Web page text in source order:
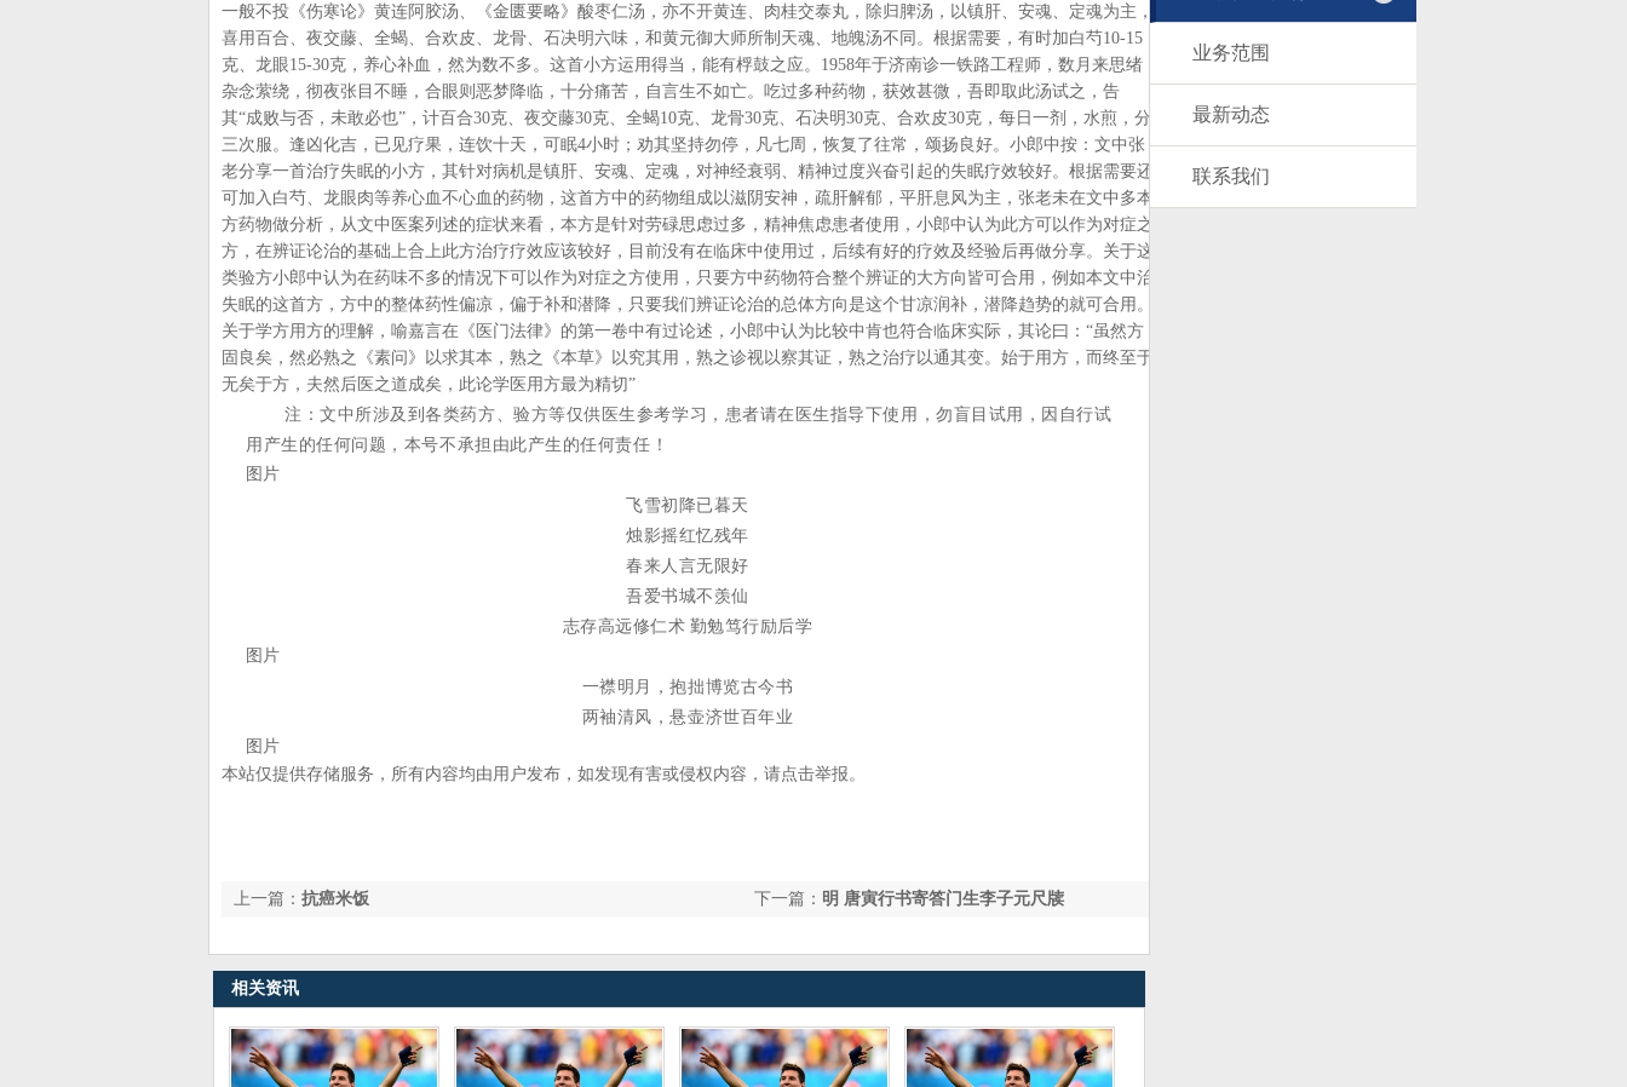
一般不投《伤寒论》黄连阿胶汤、《金匮要略》酸枣仁汤，亦不开黄连、肉桂交泰丸，除归脾汤，以镇肝、安魂、定魂为主，
喜用百合、夜交藤、全蝎、合欢皮、龙骨、石决明六味，和黄元御大师所制天魂、地魄汤不同。根据需要，有时加白芍10-15
克、龙眼15-30克，养心补血，然为数不多。这首小方运用得当，能有桴鼓之应。1958年于济南诊一铁路工程师，数月来思绪
杂念萦绕，彻夜张目不睡，合眼则恶梦降临，十分痛苦，自言生不如亡。吃过多种药物，获效甚微，吾即取此汤试之，告
其“成败与否，未敢必也”，计百合30克、夜交藤30克、全蝎10克、龙骨30克、石决明30克、合欢皮30克，每日一剂，水煎，分
三次服。逢凶化吉，已见疗果，连饮十天，可眠4小时；劝其坚持勿停，凡七周，恢复了往常，颂扬良好。小郎中按：文中张
老分享一首治疗失眠的小方，其针对病机是镇肝、安魂、定魂，对神经衰弱、精神过度兴奋引起的失眠疗效较好。根据需要还
可加入白芍、龙眼肉等养心血不心血的药物，这首方中的药物组成以滋阴安神，疏肝解郁，平肝息风为主，张老未在文中多本
方药物做分析，从文中医案列述的症状来看，本方是针对劳碌思虑过多，精神焦虑患者使用，小郎中认为此方可以作为对症之
方，在辨证论治的基础上合上此方治疗疗效应该较好，目前没有在临床中使用过，后续有好的疗效及经验后再做分享。关于这
类验方小郎中认为在药味不多的情况下可以作为对症之方使用，只要方中药物符合整个辨证的大方向皆可合用，例如本文中治
失眠的这首方，方中的整体药性偏凉，偏于补和潜降，只要我们辨证论治的总体方向是这个甘凉润补，潜降趋势的就可合用。
关于学方用方的理解，喻嘉言在《医门法律》的第一卷中有过论述，小郎中认为比较中肯也符合临床实际，其论曰：“虽然方
固良矣，然必熟之《素问》以求其本，熟之《本草》以究其用，熟之诊视以察其证，熟之治疗以通其变。始于用方，而终至于
无矣于方，夫然后医之道成矣，此论学医用方最为精切”
注：文中所涉及到各类药方、验方等仅供医生参考学习，患者请在医生指导下使用，勿盲目试用，因自行试
用产生的任何问题，本号不承担由此产生的任何责任！
图片
飞雪初降已暮天
烛影摇红忆残年
春来人言无限好
吾爱书城不羡仙
志存高远修仁术 勤勉笃行励后学
图片
一襟明月，抱拙博览古今书
两袖清风，悬壶济世百年业
图片
本站仅提供存储服务，所有内容均由用户发布，如发现有害或侵权内容，请点击举报。
下一篇： 明 唐寅行书寄答门生李子元尺牍
上一篇： 抗癌米饭
相关资讯
业务范围
最新动态
联系我们